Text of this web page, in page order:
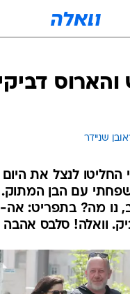
שניידר
החליטו לנצל את
עם הבן המתוק.
נו מה? בתפריט:
וואלה! סלבס